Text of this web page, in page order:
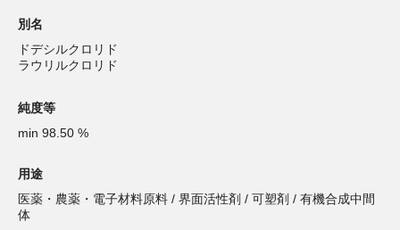
別名
ドデシルクロリド
ラウリルクロリド
純度等
min 98.50 %
用途
医薬・農薬・電子材料原料 / 界面活性剤 / 可塑剤 / 有機合成中間
体